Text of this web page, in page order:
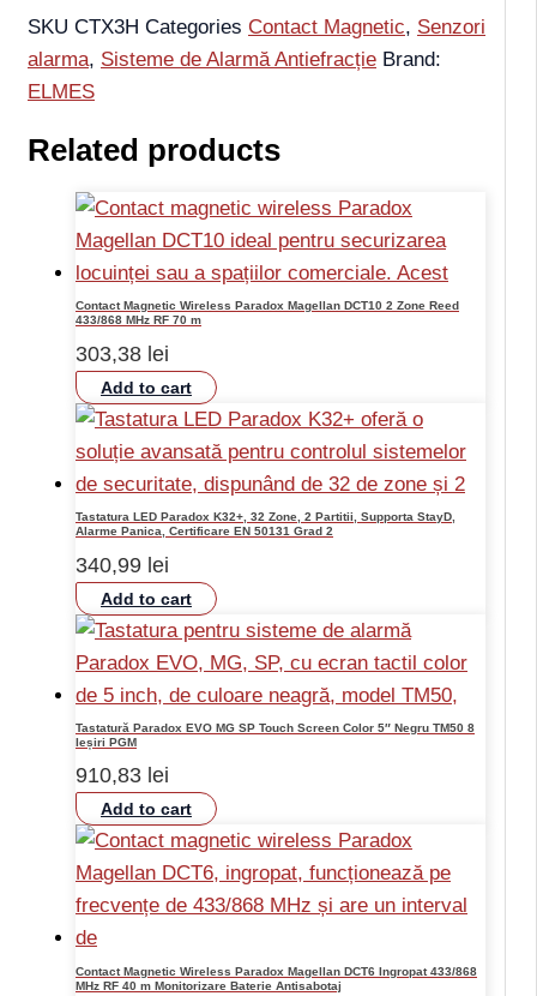
SKU CTX3H Categories Contact Magnetic, Senzori
alarma, Sisteme de Alarmă Antiefracție Brand:
ELMES
Related products
Contact Magnetic Wireless Paradox Magellan DCT10 2 Zone Reed
433/868 MHz RF 70 m
303,38 lei
Add to cart
Tastatura LED Paradox K32+, 32 Zone, 2 Partitii, Supporta StayD,
Alarme Panica, Certificare EN 50131 Grad 2
340,99 lei
Add to cart
Tastatură Paradox EVO MG SP Touch Screen Color 5″ Negru TM50 8
Ieșiri PGM
910,83 lei
Add to cart
Contact Magnetic Wireless Paradox Magellan DCT6 Ingropat 433/868
MHz RF 40 m Monitorizare Baterie Antisabotaj